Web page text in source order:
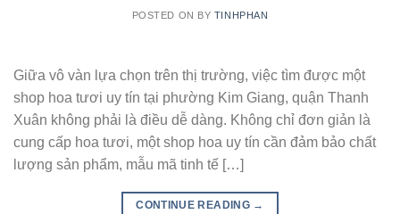
POSTED ON BY TINHPHAN
Giữa vô vàn lựa chọn trên thị trường, việc tìm được một
shop hoa tươi uy tín tại phường Kim Giang, quận Thanh
Xuân không phải là điều dễ dàng. Không chỉ đơn giản là
cung cấp hoa tươi, một shop hoa uy tín cần đảm bảo chất
lượng sản phẩm, mẫu mã tinh tế […]
CONTINUE READING →